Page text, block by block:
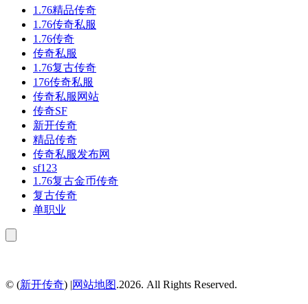
1.76精品传奇
1.76传奇私服
1.76传奇
传奇私服
1.76复古传奇
176传奇私服
传奇私服网站
传奇SF
新开传奇
精品传奇
传奇私服发布网
sf123
1.76复古金币传奇
复古传奇
单职业
© (新开传奇) |网站地图.2026. All Rights Reserved.